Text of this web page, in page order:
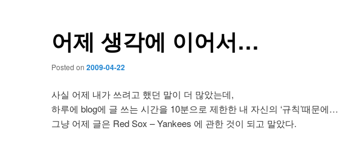
어제 생각에 이어서…
Posted on 2009-04-22
사실 어제 내가 쓰려고 했던 말이 더 많았는데,
하루에 blog에 글 쓰는 시간을 10분으로 제한한 내 자신의 ‘규칙’때문에…
그냥 어제 글은 Red Sox – Yankees 에 관한 것이 되고 말았다.